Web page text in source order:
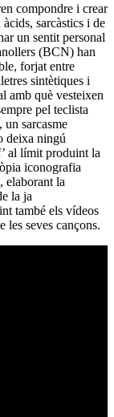
compondre i crear
sarcàstics i de
un sentit personal
(BCN) han
forjat entre
sintètiques i
amb què vesteixen
pel teclista
sarcasme
deixa ningú
al límit produint la
iconografia
elaborant la
la ja
també els vídeos
les seves cançons.